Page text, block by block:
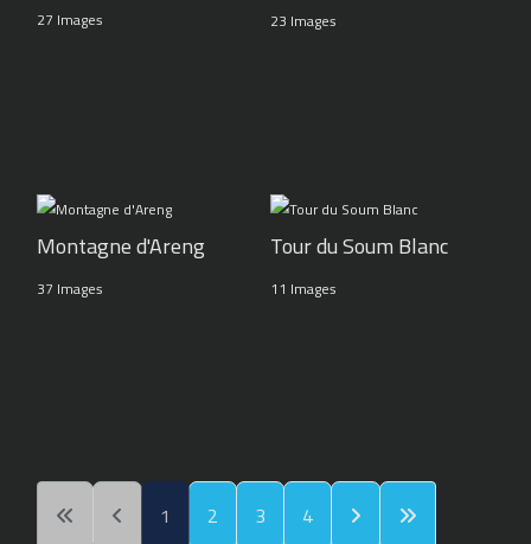
27 Images 23 Images
Montagne d'Areng
37 Images
Tour du Soum Blanc
11 Images
1 2 3 4